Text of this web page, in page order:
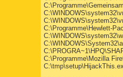
C:\Programme\Hewlett-
C:\Programme\Mozilla